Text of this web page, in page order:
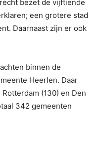
bezet de vijftiende
een grotere stad
Daarnaast zijn er ook
binnen de
Heerlen. Daar
(130) en Den
342 gemeenten